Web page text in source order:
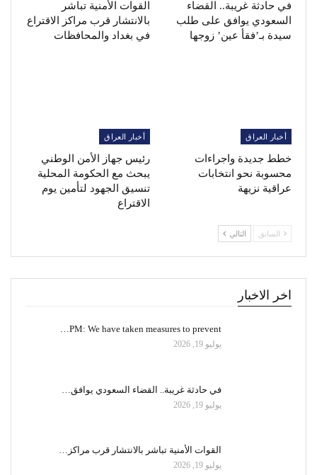
في حادثة غريبة.. القضاء
السعودي يوافق على طلب
سيدة بـ’فقأ عين’ زوجها
القوات الأمنية تباشر
بالانتشار قرب مراكز الاقتراع
في بغداد والمحافظات
أخبار العراق
خطط جديدة واجراءات
محسوبة نحو انتخابات
عراقية نزيهة
أخبار العراق
رئيس جهاز الأمن الوطني
يبحث مع الحكومة المحلية
تنسيق الجهود لتأمين يوم
الاقتراع
السابق التالي
اخر الاخبار
PM: We have taken measures to prevent…
يوليو 19, 2026
في حادثة غريبة.. القضاء السعودي يوافق…
يوليو 19, 2026
القوات الأمنية تباشر بالانتشار قرب مراكز…
يوليو 19, 2026